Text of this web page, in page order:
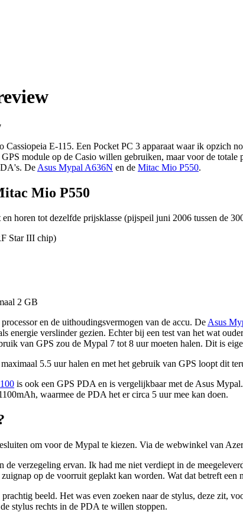
Cassiopeia E-115. Een Pocket PC 3 apparaat waar ik opzich
module op de Casio willen gebruiken, maar voor de
De Asus Mypal A636N en de Mitac Mio P550.
Mio P550
horen tot dezelfde prijsklasse (pijspeil juni 2006 tussen de
Star III chip)
2 GB
en de uithoudingsvermogen van de accu. De Asus
energie verslinder gezien. Echter bij een test van het wat
van GPS zou de Mypal 7 tot 8 uur moeten halen. Dit is
5.5 uur halen en met het gebruik van GPS loopt dit
is ook een GPS PDA en is vergelijkbaar met de Asus
waarmee de PDA het er circa 5 uur mee kan doen.
om voor de Mypal te kiezen. Via de webwinkel van
verzegeling ervan. Ik had me niet verdiept in de
op de voorruit geplakt kan worden. Wat dat betreft een
beeld. Het was even zoeken naar de stylus, deze zit,
stylus rechts in de PDA te willen stoppen.